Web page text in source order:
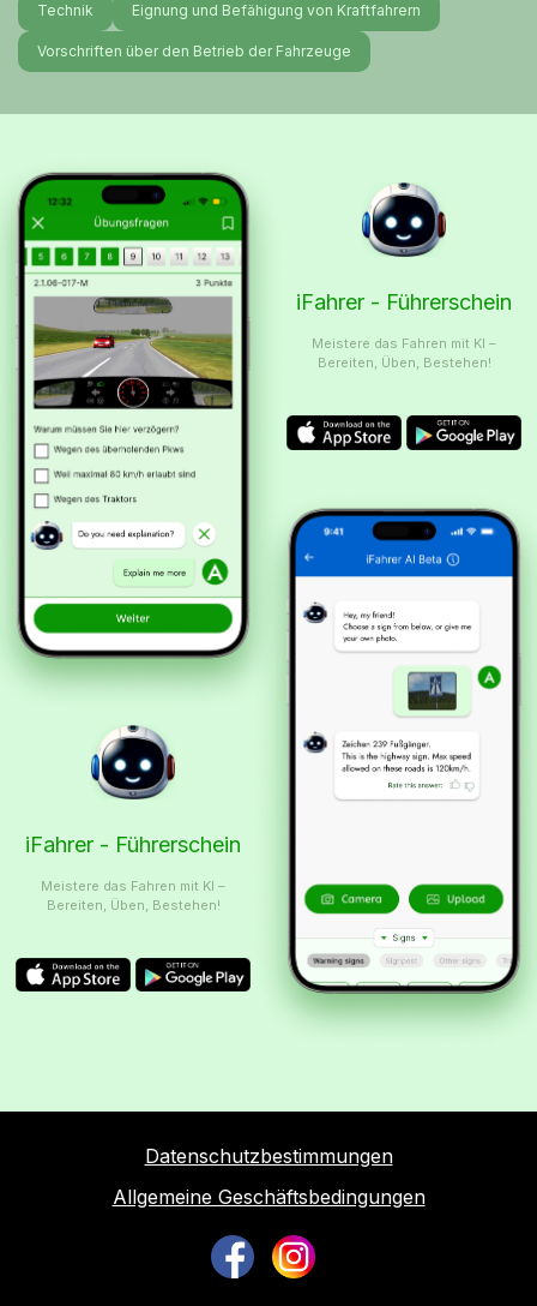
Technik Eignung und Befähigung von Kraftfahrern
Vorschriften über den Betrieb der Fahrzeuge
iFahrer - Führerschein
Meistere das Fahren mit KI –
Bereiten, Üben, Bestehen!
iFahrer - Führerschein
Meistere das Fahren mit KI –
Bereiten, Üben, Bestehen!
Datenschutzbestimmungen
Allgemeine Geschäftsbedingungen